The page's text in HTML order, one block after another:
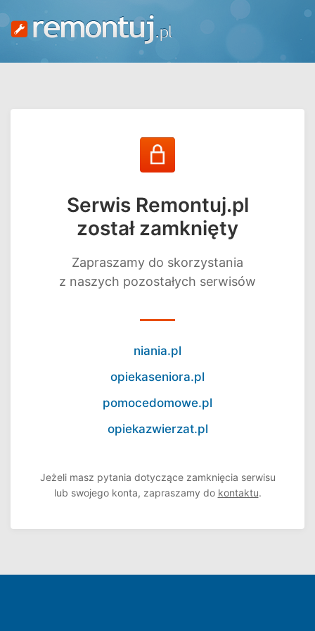
Serwis Remontuj.pl
został zamknięty
Zapraszamy do skorzystania
z naszych pozostałych serwisów
niania.pl
opiekaseniora.pl
pomocedomowe.pl
opiekazwierzat.pl
Jeżeli masz pytania dotyczące zamknięcia serwisu
lub swojego konta, zapraszamy do kontaktu.